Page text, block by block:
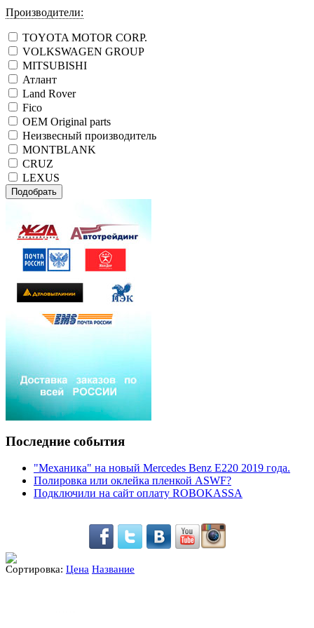
Производители:
TOYOTA MOTOR CORP.
VOLKSWAGEN GROUP
MITSUBISHI
Атлант
Land Rover
Fico
OEM Original parts
Неизвесный производитель
MONTBLANK
CRUZ
LEXUS
Подобрать
Последние события
"Механика" на новый Mercedes Benz E220 2019 года.
Полировка или оклейка пленкой ASWF?
Подключили на сайт оплату ROBOKASSA
Сортировка: Цена Название